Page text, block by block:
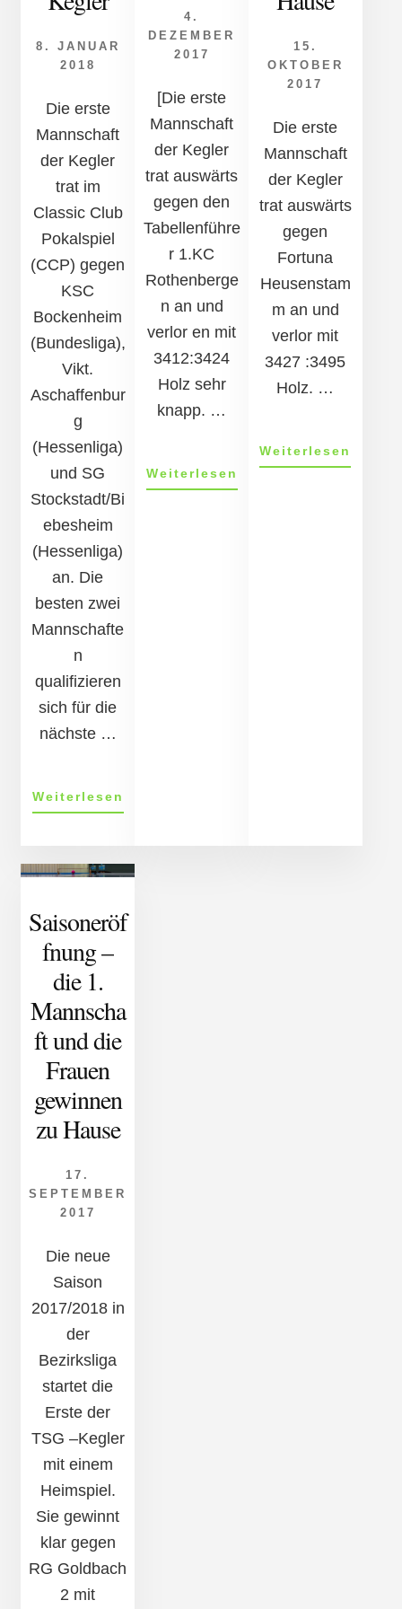
8. JANUAR
2018
Die erste
Mannschaft
der Kegler
trat im
Classic Club
Pokalspiel
(CCP) gegen
KSC
Bockenheim
(Bundesliga),
Vikt.
Aschaffenbur
g
(Hessenliga)
und SG
Stockstadt/Bi
ebesheim
(Hessenliga)
an. Die
besten zwei
Mannschafte
n
qualifizieren
sich für die
nächste …
Weiterlesen
im
Pech
TSG
Kegler
4.
DEZEMBER
2017
[Die erste
Mannschaft
der Kegler
trat auswärts
gegen den
Tabellenführe
r 1.KC
Rothenberge
n an und
verlor en mit
3412:3424
Holz sehr
knapp. …
Weiterlesen ÜberKegelfrauen
holen
15.
OKTOBER
2017
Die erste
Mannschaft
der Kegler
trat auswärts
gegen
Fortuna
Heusenstam
m an und
verlor mit
3427 :3495
Holz. …
Weiterlesen
holen
Saisoneröf
fnung –
die 1.
Mannscha
ft und die
Frauen
gewinnen
zu Hause
17.
SEPTEMBER
2017
Die neue
Saison
2017/2018 in
der
Bezirksliga
startet die
Erste der
TSG –Kegler
mit einem
Heimspiel.
Sie gewinnt
klar gegen
RG Goldbach
2 mit